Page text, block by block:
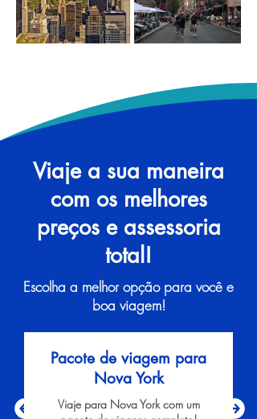
Viaje a sua maneira
com os melhores
preços e assessoria
total!
Escolha a melhor opção para você e
boa viagem!
Pacote de viagem para
Nova York
Viaje para Nova York com um